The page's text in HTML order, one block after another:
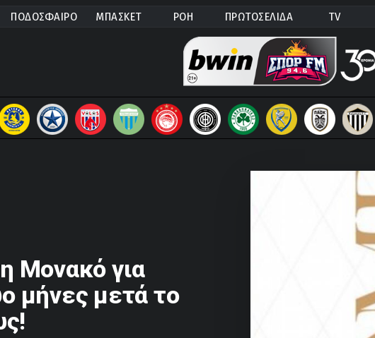
ΠΟΔΟΣΦΑΙΡΟ ΜΠΑΣΚΕΤ ΡΟΗ ΠΡΩΤΟΣΕΛΙΔΑ TV
Μονακό για
μήνες μετά το